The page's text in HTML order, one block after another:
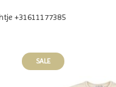
+31611177385
SALE